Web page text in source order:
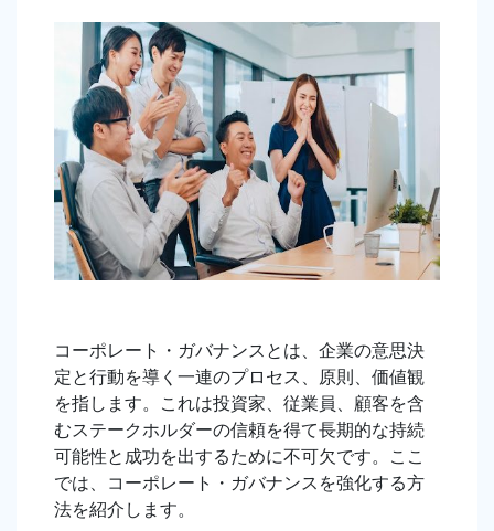
コーポレート・ガバナンスとは、企業の意思決
定と行動を導く一連のプロセス、原則、価値観
を指します。これは投資家、従業員、顧客を含
むステークホルダーの信頼を得て長期的な持続
可能性と成功を出するために不可欠です。ここ
では、コーポレート・ガバナンスを強化する方
法を紹介します。